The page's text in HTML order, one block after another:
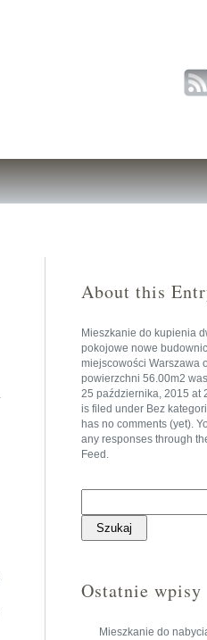
About this
Mieszkanie do kupienia
pokojowe nowe
miejscowości Warszawa o
powierzchni 56.00m2
25 października, 2015 at
is filed under Bez
has no comments (yet).
any responses through
Feed .
Ostatnie wpisy
Mieszkanie do